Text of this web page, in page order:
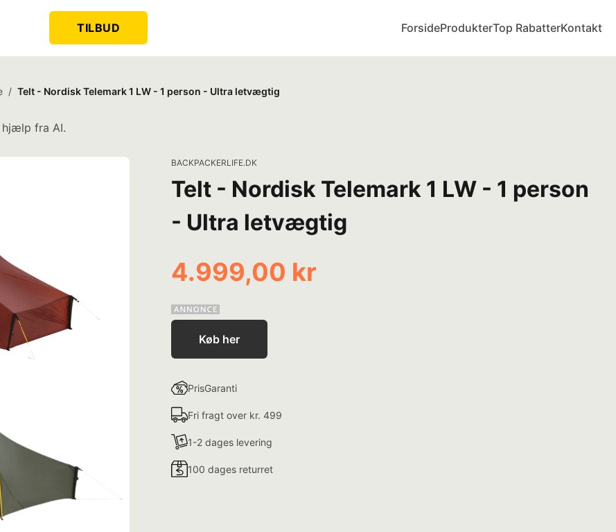
TILBUD ForsideProdukterTop RabatterKontakt
/ Telt - Nordisk Telemark 1 LW - 1 person - Ultra letvægtig
hjælp fra AI.
BACKPACKERLIFE.DK
Telt - Nordisk Telemark 1 LW - 1 person
- Ultra letvægtig
4.999,00 kr
Køb her
PrisGaranti
Fri fragt over kr. 499
1-2 dages levering
100 dages returret